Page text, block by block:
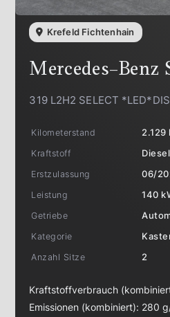
Krefeld Fichtenhain
Mercedes-Benz
319 L2H2 SELECT
Kilometerstand
2.129
Kraftstoff
Diesel
Erstzulassung
06/
Leistung
140
Getriebe
Kategorie
Anzahl Sitze
2
Kraftstoffverbrauch
Emissionen (kombiniert): 280